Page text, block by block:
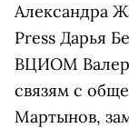
Александра
Press Дарья
ВЦИОМ
связям с
Мартынов,